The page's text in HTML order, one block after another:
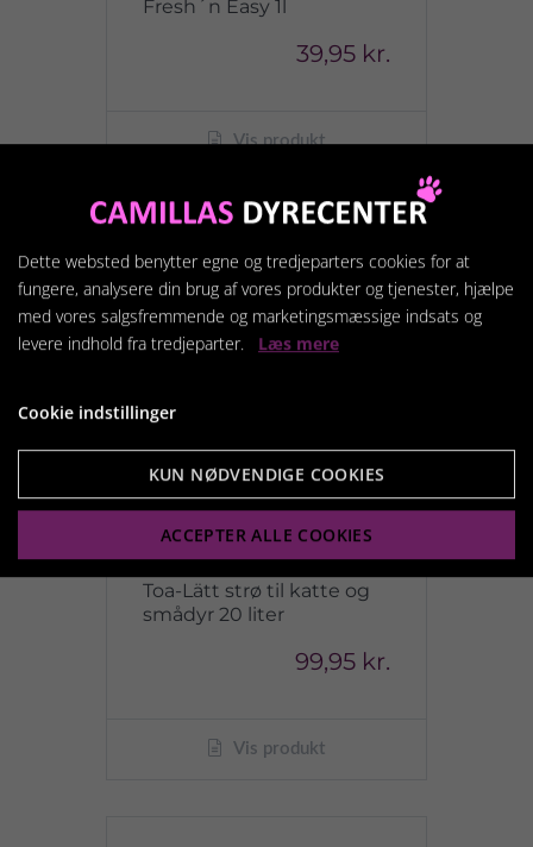
Fresh´n Easy 1l
39,95 kr.
Vis produkt
Toa-Lätt strø til katte og
smådyr 20 liter
99,95 kr.
Vis produkt
Dette websted benytter egne og tredjeparters cookies for at
fungere, analysere din brug af vores produkter og tjenester, hjælpe
med vores salgsfremmende og marketingsmæssige indsats og
levere indhold fra tredjeparter. Læs mere
Cookie indstillinger
KUN NØDVENDIGE COOKIES
ACCEPTER ALLE COOKIES